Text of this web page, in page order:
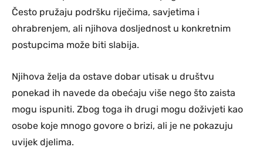
Često pružaju podršku riječima, savjetima i
ohrabrenjem, ali njihova dosljednost u konkretnim
postupcima može biti slabija.
Njihova želja da ostave dobar utisak u društvu
ponekad ih navede da obećaju više nego što zaista
mogu ispuniti. Zbog toga ih drugi mogu doživjeti kao
osobe koje mnogo govore o brizi, ali je ne pokazuju
uvijek djelima.